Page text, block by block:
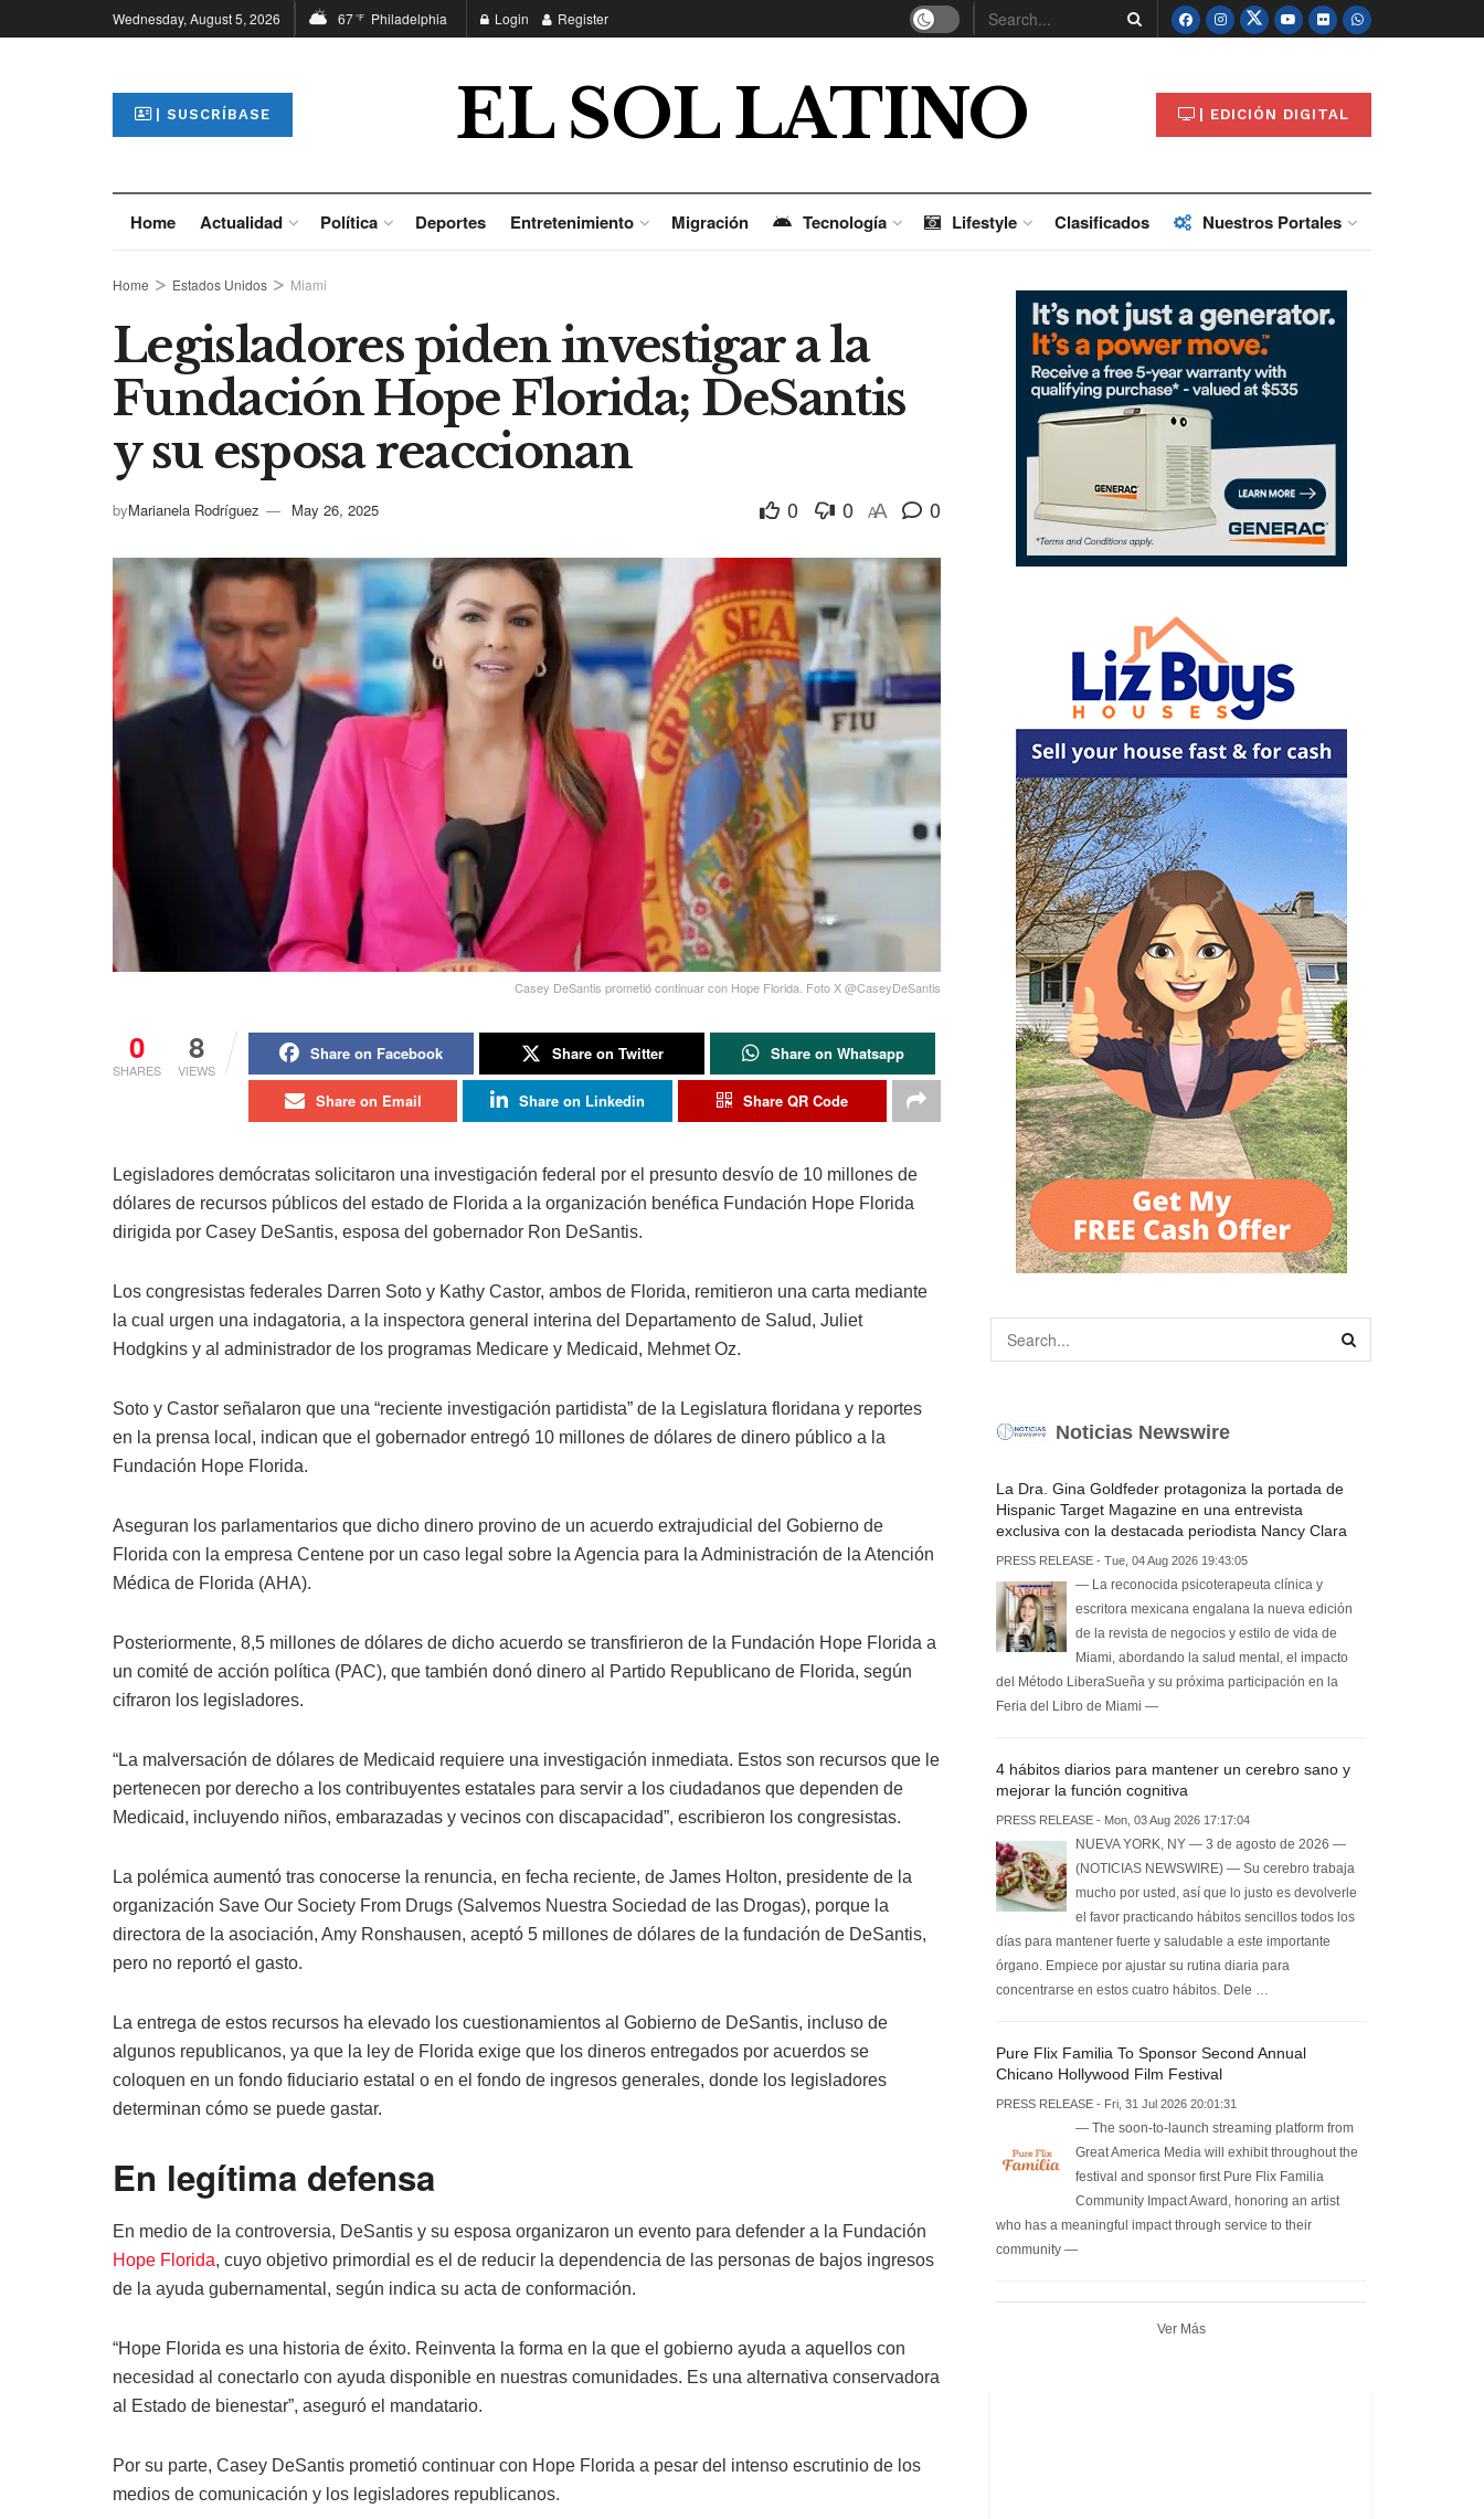
Wednesday, August 5, 2026 67°F Philadelphia Login Register
| SUSCRÍBASE EL SOL LATINO | EDICIÓN DIGITAL
Home Actualidad Política Deportes Entretenimiento Migración Tecnología Lifestyle Clasificados Nuestros Portales
Home Estados Unidos Miami
Legisladores piden investigar a la
Fundación Hope Florida; DeSantis
y su esposa reaccionan
byMarianela Rodríguez May 26, 2025 0 0 AA 0
Casey DeSantis prometió continuar con Hope Florida. Foto X @CaseyDeSantis
0
SHARES
8
VIEWS
Share on Facebook Share on Twitter Share on Whatsapp
Share on Email Share on Linkedin Share QR Code
Legisladores demócratas solicitaron una investigación federal por el presunto desvío de 10 millones de
dólares de recursos públicos del estado de Florida a la organización benéfica Fundación Hope Florida
dirigida por Casey DeSantis, esposa del gobernador Ron DeSantis.
Los congresistas federales Darren Soto y Kathy Castor, ambos de Florida, remitieron una carta mediante
la cual urgen una indagatoria, a la inspectora general interina del Departamento de Salud, Juliet
Hodgkins y al administrador de los programas Medicare y Medicaid, Mehmet Oz.
Soto y Castor señalaron que una “reciente investigación partidista” de la Legislatura floridana y reportes
en la prensa local, indican que el gobernador entregó 10 millones de dólares de dinero público a la
Fundación Hope Florida.
Aseguran los parlamentarios que dicho dinero provino de un acuerdo extrajudicial del Gobierno de
Florida con la empresa Centene por un caso legal sobre la Agencia para la Administración de la Atención
Médica de Florida (AHA).
Posteriormente, 8,5 millones de dólares de dicho acuerdo se transfirieron de la Fundación Hope Florida a
un comité de acción política (PAC), que también donó dinero al Partido Republicano de Florida, según
cifraron los legisladores.
“La malversación de dólares de Medicaid requiere una investigación inmediata. Estos son recursos que le
pertenecen por derecho a los contribuyentes estatales para servir a los ciudadanos que dependen de
Medicaid, incluyendo niños, embarazadas y vecinos con discapacidad”, escribieron los congresistas.
La polémica aumentó tras conocerse la renuncia, en fecha reciente, de James Holton, presidente de la
organización Save Our Society From Drugs (Salvemos Nuestra Sociedad de las Drogas), porque la
directora de la asociación, Amy Ronshausen, aceptó 5 millones de dólares de la fundación de DeSantis,
pero no reportó el gasto.
La entrega de estos recursos ha elevado los cuestionamientos al Gobierno de DeSantis, incluso de
algunos republicanos, ya que la ley de Florida exige que los dineros entregados por acuerdos se
coloquen en un fondo fiduciario estatal o en el fondo de ingresos generales, donde los legisladores
determinan cómo se puede gastar.
En legítima defensa
En medio de la controversia, DeSantis y su esposa organizaron un evento para defender a la Fundación
Hope Florida, cuyo objetivo primordial es el de reducir la dependencia de las personas de bajos ingresos
de la ayuda gubernamental, según indica su acta de conformación.
“Hope Florida es una historia de éxito. Reinventa la forma en la que el gobierno ayuda a aquellos con
necesidad al conectarlo con ayuda disponible en nuestras comunidades. Es una alternativa conservadora
al Estado de bienestar”, aseguró el mandatario.
Por su parte, Casey DeSantis prometió continuar con Hope Florida a pesar del intenso escrutinio de los
medios de comunicación y los legisladores republicanos.
Noticias Newswire
La Dra. Gina Goldfeder protagoniza la portada de
Hispanic Target Magazine en una entrevista
exclusiva con la destacada periodista Nancy Clara
PRESS RELEASE - Tue, 04 Aug 2026 19:43:05
— La reconocida psicoterapeuta clínica y
escritora mexicana engalana la nueva edición
de la revista de negocios y estilo de vida de
Miami, abordando la salud mental, el impacto
del Método LiberaSueña y su próxima participación en la
Feria del Libro de Miami —
4 hábitos diarios para mantener un cerebro sano y
mejorar la función cognitiva
PRESS RELEASE - Mon, 03 Aug 2026 17:17:04
NUEVA YORK, NY — 3 de agosto de 2026 —
(NOTICIAS NEWSWIRE) — Su cerebro trabaja
mucho por usted, así que lo justo es devolverle
el favor practicando hábitos sencillos todos los
días para mantener fuerte y saludable a este importante
órgano. Empiece por ajustar su rutina diaria para
concentrarse en estos cuatro hábitos. Dele …
Pure Flix Familia To Sponsor Second Annual
Chicano Hollywood Film Festival
PRESS RELEASE - Fri, 31 Jul 2026 20:01:31
— The soon-to-launch streaming platform from
Great America Media will exhibit throughout the
festival and sponsor first Pure Flix Familia
Community Impact Award, honoring an artist
who has a meaningful impact through service to their
community —
Ver Más